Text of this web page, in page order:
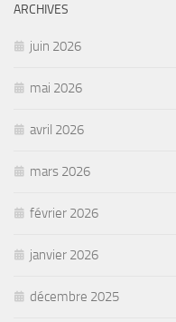
ARCHIVES
juin 2026
mai 2026
avril 2026
mars 2026
février 2026
janvier 2026
décembre 2025